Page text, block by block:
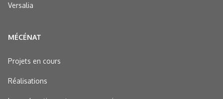
Versalia
MÉCÉNAT
Projets en cours
Réalisations